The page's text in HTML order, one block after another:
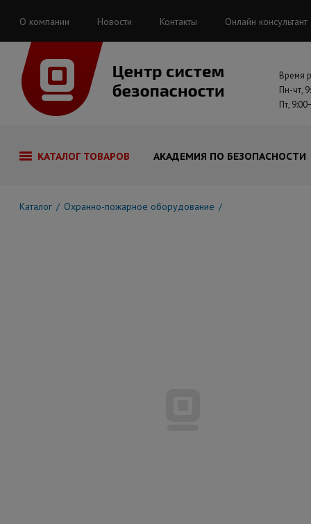
О компании Новости Контакты Онлайн консультант
Время
Пн-чт,
Пт,
КАТАЛОГ ТОВАРОВ АКАДЕМИЯ ПО БЕЗОПАСНОСТИ
Каталог Охранно-пожарное оборудование